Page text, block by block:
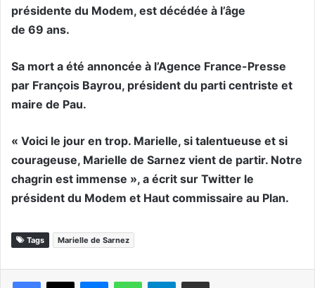
présidente du Modem, est décédée à l’âge
de 69 ans.
Sa mort a été annoncée à l’Agence France-Presse
par François Bayrou, président du parti centriste et
maire de Pau.
« Voici le jour en trop. Marielle, si talentueuse et si
courageuse, Marielle de Sarnez vient de partir. Notre
chagrin est immense », a écrit sur Twitter le
président du Modem et Haut commissaire au Plan.
Tags Marielle de Sarnez
WhatsApp Telegram